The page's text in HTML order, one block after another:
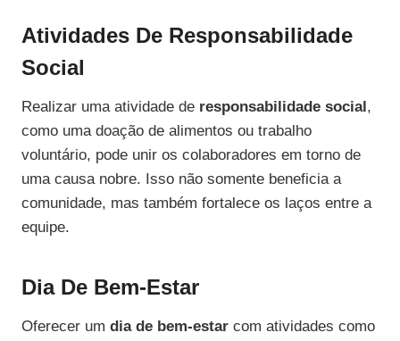
Atividades De Responsabilidade
Social
Realizar uma atividade de responsabilidade social ,
como uma doação de alimentos ou trabalho
voluntário, pode unir os colaboradores em torno de
uma causa nobre. Isso não somente beneficia a
comunidade, mas também fortalece os laços entre a
equipe.
Dia De Bem-Estar
Oferecer um dia de bem-estar com atividades como